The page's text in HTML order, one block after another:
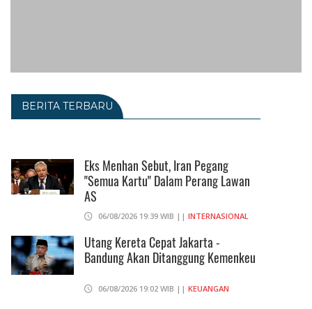
BERITA TERBARU
Eks Menhan Sebut, Iran Pegang
"Semua Kartu" Dalam Perang Lawan
AS
06/08/2026 19:39 WIB || INTERNASIONAL
Utang Kereta Cepat Jakarta -
Bandung Akan Ditanggung Kemenkeu
06/08/2026 19:02 WIB || KEUANGAN